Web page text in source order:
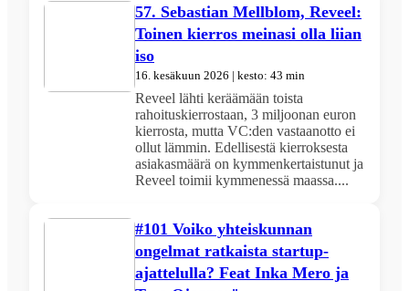
57. Sebastian Mellblom, Reveel:
Toinen kierros meinasi olla liian
iso
16. kesäkuun 2026 | kesto: 43 min
Reveel lähti keräämään toista
rahoituskierrostaan, 3 miljoonan euron
kierrosta, mutta VC:den vastaanotto ei
ollut lämmin. Edellisestä kierroksesta
asiakasmäärä on kymmenkertaistunut ja
Reveel toimii kymmenessä maassa....
#101 Voiko yhteiskunnan
ongelmat ratkaista startup-
ajattelulla? Feat Inka Mero ja